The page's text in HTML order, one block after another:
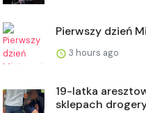
Pierwszy dzień
3 hours ago
19-latka
sklepach